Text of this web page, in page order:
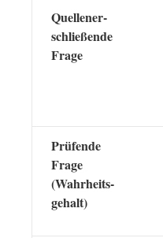
Quellener-
schließende
Frage
Prüfende
Frage
(Wahrheits-
gehalt)